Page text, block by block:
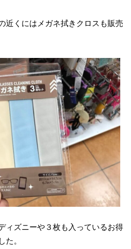
近くにはメガネ拭きクロスも販売
ィズニーや３枚も入っているお得
た。